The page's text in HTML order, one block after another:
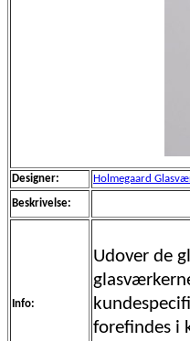
Designer: Holmegaard
Beskrivelse:
Info:
Udover de
forefindes i